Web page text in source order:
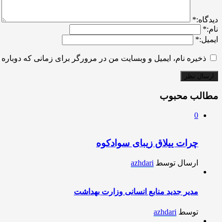
ديدگاه:*
نام:*
ایمیل:*
ذخیره نام، ایمیل و وبسایت من در مرورگر برای زمانی که
مطالب محبوب
0
چرات ییلاق زیبای سوادکوه
ارسال توسط azhdari
مدیر جدید منابع انسانی وزارت بهداشت
توسط azhdari